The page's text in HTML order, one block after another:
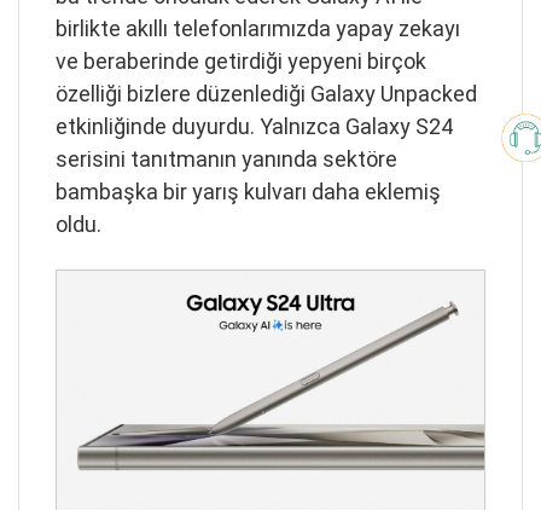
birlikte akıllı telefonlarımızda yapay zekayı
ve beraberinde getirdiği yepyeni birçok
özelliği bizlere düzenlediği Galaxy Unpacked
etkinliğinde duyurdu. Yalnızca Galaxy S24
serisini tanıtmanın yanında sektöre
bambaşka bir yarış kulvarı daha eklemiş
oldu.